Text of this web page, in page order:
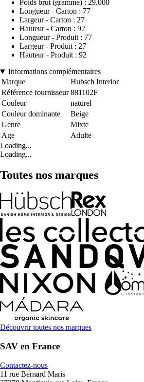
Poids brut (gramme) : 29.000
Longueur - Carton : 77
Largeur - Carton : 27
Hauteur - Carton : 92
Longueur - Produit : 77
Largeur - Produit : 27
Hauteur - Produit : 92
Informations complémentaires
Marque
Hubsch Interior
Référence fournisseur 881102F
Couleur
naturel
Couleur dominante
Beige
Genre
Mixte
Age
Adulte
Loading...
Loading...
Toutes nos marques
Découvrir toutes nos marques
SAV en France
Contactez-nous
11 rue Bernard Maris